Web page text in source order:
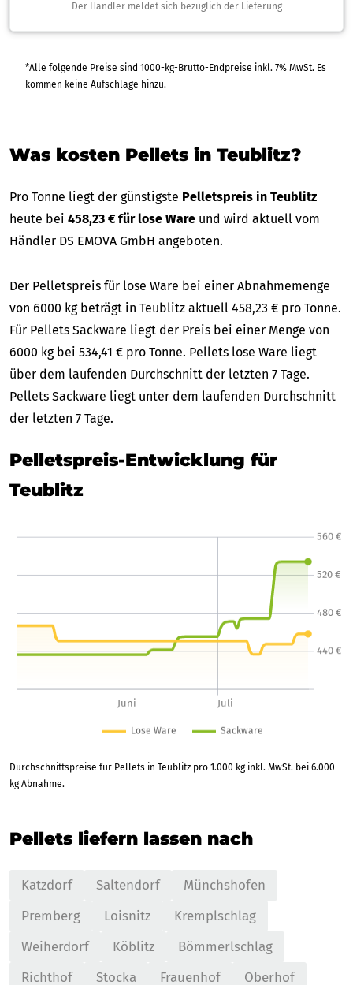
Der Händler meldet sich bezüglich der Lieferung
*Alle folgende Preise sind 1000-kg-Brutto-Endpreise inkl. 7% MwSt. Es
kommen keine Aufschläge hinzu.
Was kosten Pellets in Teublitz?
Pro Tonne liegt der günstigste Pelletspreis in Teublitz
heute bei 458,23 € für lose Ware und wird aktuell vom
Händler DS EMOVA GmbH angeboten.
Der Pelletspreis für lose Ware bei einer Abnahmemenge
von 6000 kg beträgt in Teublitz aktuell 458,23 € pro Tonne.
Für Pellets Sackware liegt der Preis bei einer Menge von
6000 kg bei 534,41 € pro Tonne. Pellets lose Ware liegt
über dem laufenden Durchschnitt der letzten 7 Tage.
Pellets Sackware liegt unter dem laufenden Durchschnitt
der letzten 7 Tage.
Pelletspreis-Entwicklung für
Teublitz
Durchschnittspreise für Pellets in Teublitz pro 1.000 kg inkl. MwSt. bei 6.000
kg Abnahme.
Pellets liefern lassen nach
Katzdorf Saltendorf
Münchshofen
Premberg
Loisnitz
Kremplschlag
Weiherdorf
Köblitz
Bömmerlschlag
Richthof
Stocka Frauenhof
Oberhof